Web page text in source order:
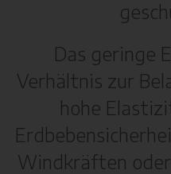
Das geringe
Verhältnis zur
hohe
Windkräften